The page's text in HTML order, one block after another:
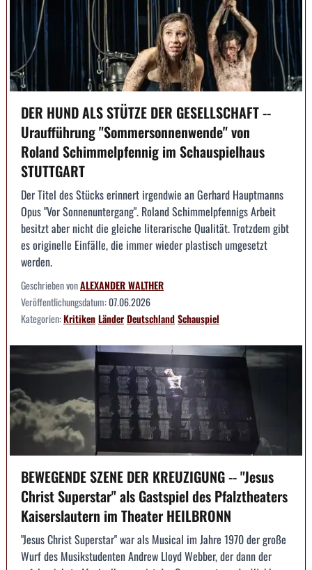
DER HUND ALS STÜTZE DER GESELLSCHAFT --
Uraufführung "Sommersonnenwende" von
Roland Schimmelpfennig im Schauspielhaus
STUTTGART
Der Titel des Stücks erinnert irgendwie an Gerhard Hauptmanns
Opus "Vor Sonnenuntergang". Roland Schimmelpfennigs Arbeit
besitzt aber nicht die gleiche literarische Qualität. Trotzdem gibt
es originelle Einfälle, die immer wieder plastisch umgesetzt
werden.
Geschrieben vonALEXANDER WALTHER
Veröffentlichungsdatum:07.06.2026
Kategorien:KritikenLänderDeutschlandSchauspiel
BEWEGENDE SZENE DER KREUZIGUNG -- "Jesus
Christ Superstar" als Gastspiel des Pfalztheaters
Kaiserslautern im Theater HEILBRONN
"Jesus Christ Superstar" war als Musical im Jahre 1970 der große
Wurf des Musikstudenten Andrew Lloyd Webber, der dann der